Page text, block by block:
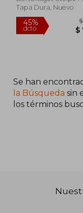
40%
dcto.
Tapa Dura, Nuevo
Se han
la Búsqueda sin
los términos